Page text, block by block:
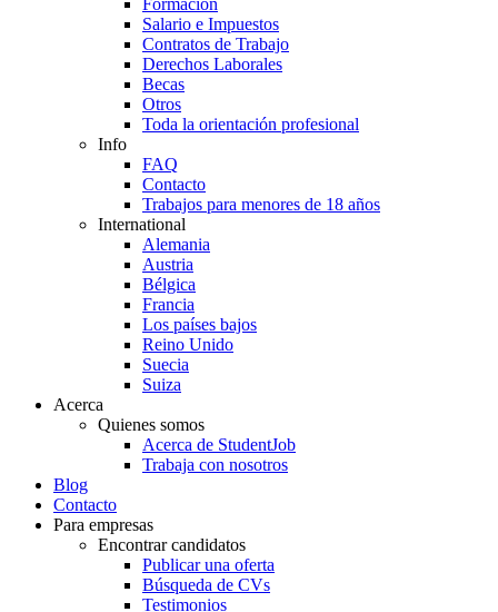
Formación
Salario e Impuestos
Contratos de Trabajo
Derechos Laborales
Becas
Otros
Toda la orientación profesional
Info
FAQ
Contacto
Trabajos para menores de 18 años
International
Alemania
Austria
Bélgica
Francia
Los países bajos
Reino Unido
Suecia
Suiza
Acerca
Quienes somos
Acerca de StudentJob
Trabaja con nosotros
Blog
Contacto
Para empresas
Encontrar candidatos
Publicar una oferta
Búsqueda de CVs
Testimonios